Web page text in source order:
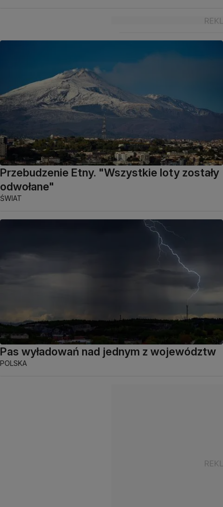
Przebudzenie Etny. "Wszystkie loty zostały
odwołane"
ŚWIAT
Pas wyładowań nad jednym z województw
POLSKA